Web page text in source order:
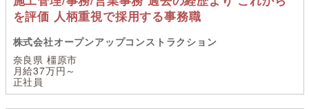
を評価 人柄重視で採用する事務職
株式会社オープンアップコンストラクション
奈良県 橿原市
月給37万円～
正社員